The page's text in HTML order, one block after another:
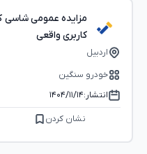
مزایده عمومی شاسی
کاربری واقعی
اردبیل
خودرو سنگین
انتشار:۱۴۰۴/۱۱/۱۴
نشان کردن